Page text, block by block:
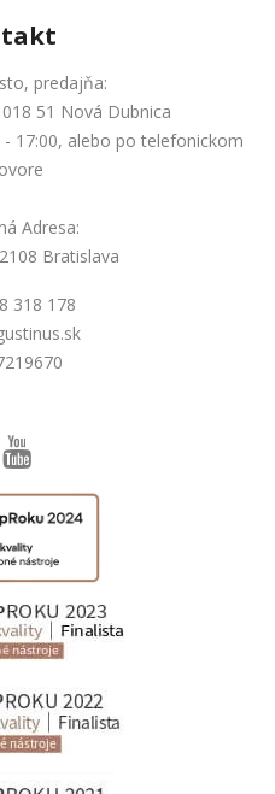
predajňa:
51 Nová Dubnica
- 17:00, alebo po telefonickom
Adresa:
Bratislava
318 178